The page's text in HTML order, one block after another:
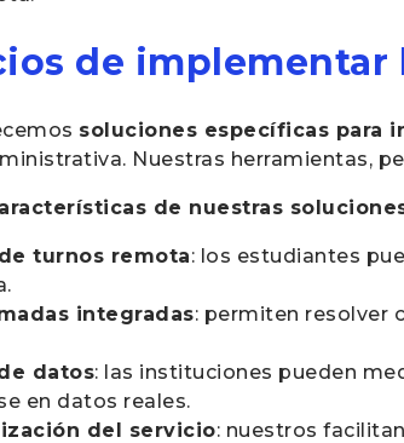
de implementar
soluciones específicas para
Nuestras herramientas,
de nuestras
turnos remota: los estudiantes
integradas: permiten resolver
datos: las instituciones pueden
en datos reales.
del servicio: nuestros